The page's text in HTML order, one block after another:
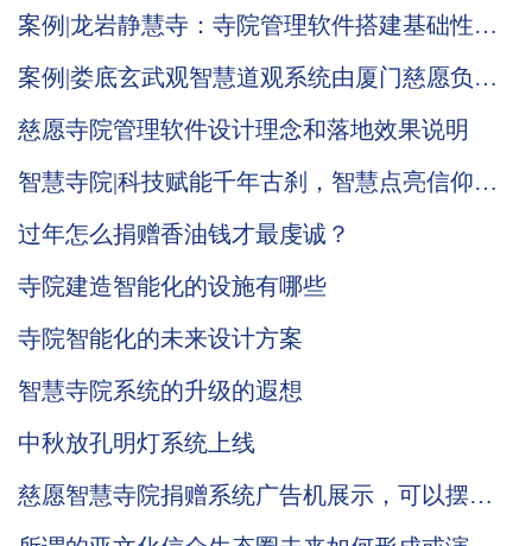
案例|龙岩静慧寺：寺院管理软件搭建基础性区
案例|娄底玄武观智慧道观系统由厦门慈愿负责
慈愿寺院管理软件设计理念和落地效果说明
智慧寺院|科技赋能千年古刹，智慧点亮信仰之
过年怎么捐赠香油钱才最虔诚？
寺院建造智能化的设施有哪些
寺院智能化的未来设计方案
智慧寺院系统的升级的遐想
中秋放孔明灯系统上线
慈愿智慧寺院捐赠系统广告机展示，可以摆放